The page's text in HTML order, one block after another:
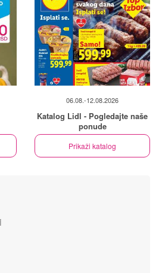
06.08.-12.08.2026
Katalog Lidl - Pogledajte naše
ponude
Prikaži katalog